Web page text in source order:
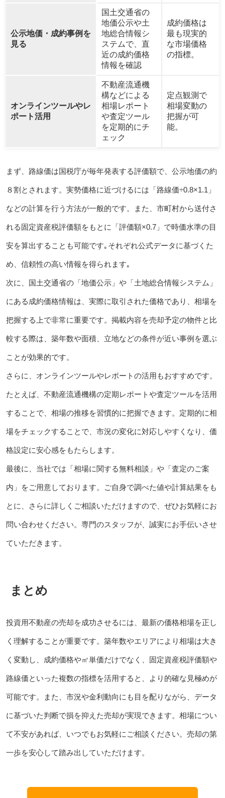
公示地価・成約事例を
見る
国土交通省の
地価公示や土
地総合情報シ
ステムで、直
近の成約価格
情報を確認
成約価格は
最も現実的
な市場価格
の指標。
オンラインツールやレ
ポート活用
不動産流通機
構などによる
相場レポート
や査定ツール
を定期的にチ
ェック
定点観測で
相場変動の
把握が可
能。
まず、路線価は国税庁が毎年発表する評価額で、公示地価の約
８割とされます。実勢価格に近づけるには「路線価÷0.8×1.1」
などの計算を行う方法が一般的です。また、市町村から送付さ
れる固定資産税評価額をもとに「評価額×0.7」で時価水準の目
安を算出することも可能です｡それぞれ公式データに基づくた
め、信頼性の高い情報を得られます｡
次に、国土交通省の「地価公示」や「土地総合情報システム」
にある成約価格情報は、実際に取引された価格であり、相場を
把握する上で非常に重要です。掲載内容を売却予定の物件と比
較する際は、築年数や面積、立地などの条件が近い事例を選ぶ
ことが効果的です。
さらに、オンラインツールやレポートの活用もおすすめです。
たとえば、不動産流通機構の定期レポートや査定ツールを活用
することで、相場の推移を習慣的に把握できます。定期的に相
場をチェックすることで、市況の変化に対応しやすくなり、価
格設定に安心感をもたらします。
最後に、当社では「相場に関する無料相談」や「査定のご案
内」をご用意しております。ご自身で調べた値や計算結果をも
とに、さらに詳しくご相談いただけますので、ぜひお気軽にお
問い合わせください。専門のスタッフが、誠実にお手伝いさせ
ていただきます。
まとめ
投資用不動産の売却を成功させるには、最新の価格相場を正し
く理解することが重要です。築年数やエリアにより相場は大き
く変動し、成約価格や㎡単価だけでなく、固定資産税評価額や
路線価といった複数の指標を活用すると、より的確な見極めが
可能です。また、市況や金利動向にも目を配りながら、データ
に基づいた判断で損を抑えた売却が実現できます。相場につい
て不安があれば、いつでもお気軽にご相談ください。売却の第
一歩を安心して踏み出していただけます。